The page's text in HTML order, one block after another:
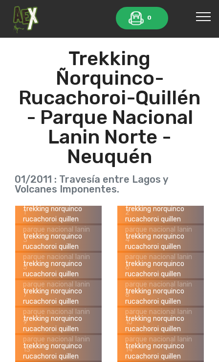
0
Trekking
Ñorquinco-
Rucachoroi-Quillén
- Parque Nacional
Lanin Norte -
Neuquén
01/2011 : Travesía entre Lagos y
Volcanes Imponentes.
trekking norquinco
rucachoroi quillen
1
trekking norquinco
2
trekking norquinco
rucachoroi quillen
parque nacional lanin
3
trekking norquinco
rucachoroi quillen
parque nacional lanin
4
trekking norquinco
rucachoroi quillen
parque nacional lanin
5
trekking norquinco
rucachoroi quillen
parque nacional lanin
6
trekking norquinco
rucachoroi quillen
parque nacional lanin
7
trekking norquinco
rucachoroi quillen
parque nacional lanin
8
trekking norquinco
rucachoroi quillen
parque nacional lanin
9
trekking norquinco
rucachoroi quillen
parque nacional lanin
10
trekking norquinco
rucachoroi quillen
parque nacional lanin
13
trekking norquinco
rucachoroi quillen
parque nacional lanin
14
trekking norquinco
rucachoroi quillen
trekking norquinco
rucachoroi quillen